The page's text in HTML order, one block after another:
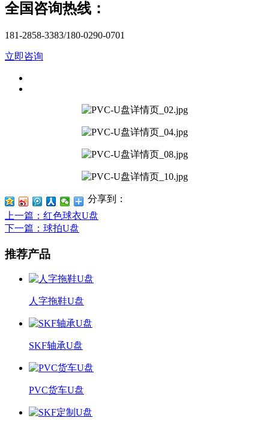
全国咨询热线：
181-2858-3383/180-0290-0701
立即咨询
分享到：
上一篇 ：红色球衣U盘
下一篇 ：球拍U盘
推荐产品
人字拖鞋U盘
SKF轴承U盘
PVC货车U盘